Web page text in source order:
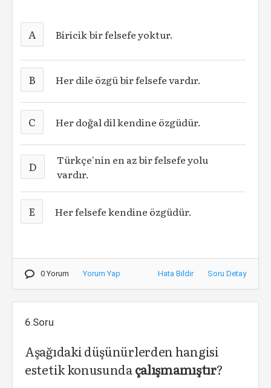
A Biricik bir felsefe yoktur.
B Her dile özgü bir felsefe vardır.
C Her doğal dil kendine özgüdür.
D
Türkçe'nin en az bir felsefe yolu
vardır.
E Her felsefe kendine özgüdür.
0 Yorum Yorum Yap Hata Bildir Soru Detay
6.Soru
Aşağıdaki düşünürlerden hangisi
estetik konusundaçalışmamıştır?